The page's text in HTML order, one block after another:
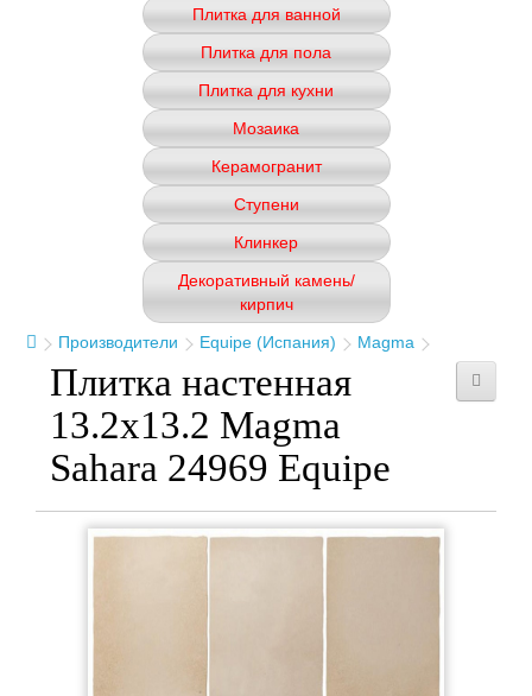
Плитка для ванной
Плитка для пола
Плитка для кухни
Мозаика
Керамогранит
Ступени
Клинкер
Декоративный камень/
кирпич
Производители
Equipe (Испания) Magma
Плитка настенная
13.2x13.2 Magma
Sahara 24969 Equipe